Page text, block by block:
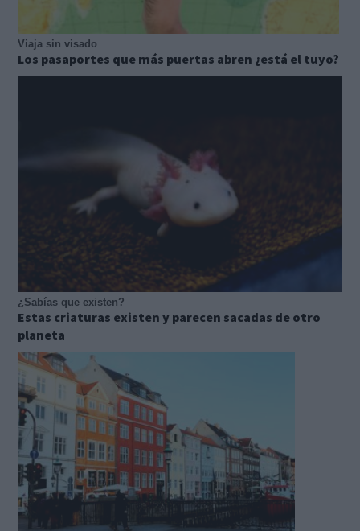
Viaja sin visado
Los pasaportes que más puertas abren ¿está el tuyo?
¿Sabías que existen?
Estas criaturas existen y parecen sacadas de otro
planeta